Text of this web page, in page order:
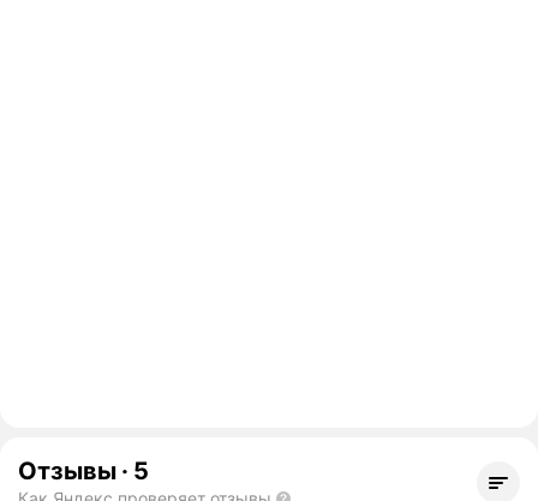
Отзывы · 5